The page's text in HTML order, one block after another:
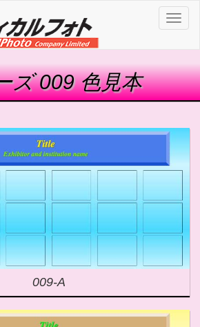
ズ 009 色見本
009-A